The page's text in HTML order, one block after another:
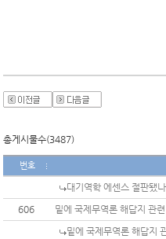
총게시물수(3487)
번호
대기역학 에센스 절판됐
606
밑에 국제무역론 해답지 관
밑에 국제무역론 해답지